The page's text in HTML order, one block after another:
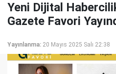
Yeni Dijital
Gazete Favori
Yayınlanma: 20 Mayıs 2025 Salı 22:38